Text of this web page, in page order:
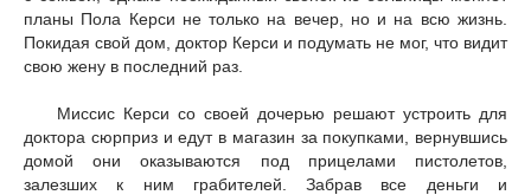
планы Пола Керси не только на вечер, но и на всю жизнь.
Покидая свой дом, доктор Керси и подумать не мог, что видит
свою жену в последний раз.
Миссис Керси со своей дочерью решают устроить для
доктора сюрприз и едут в магазин за покупками, вернувшись
домой они оказываются под прицелами пистолетов,
залезших к ним грабителей. Забрав все деньги и